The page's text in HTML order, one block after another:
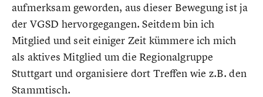
aufmerksam geworden, aus dieser Bewegung ist ja
der VGSD hervorgegangen. Seitdem bin ich
Mitglied und seit einiger Zeit kümmere ich mich
als aktives Mitglied um die Regionalgruppe
Stuttgart und organisiere dort Treffen wie z.B. den
Stammtisch.